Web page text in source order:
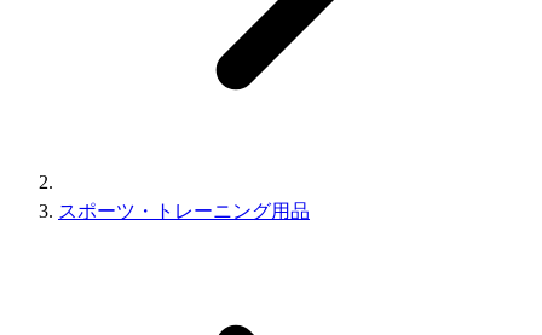
スポーツ・トレーニング用品